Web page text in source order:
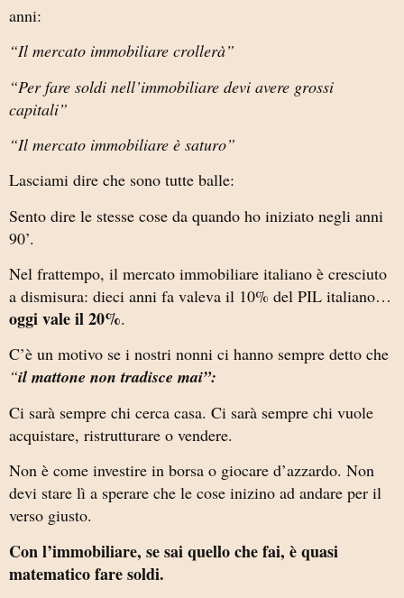
anni:
“Il mercato immobiliare crollerà”
“Per fare soldi nell’immobiliare devi avere grossi
capitali”
“Il mercato immobiliare è saturo”
Lasciami dire che sono tutte balle:
Sento dire le stesse cose da quando ho iniziato negli anni
90’.
Nel frattempo, il mercato immobiliare italiano è cresciuto
a dismisura: dieci anni fa valeva il 10% del PIL italiano…
oggi vale il 20%.
C’è un motivo se i nostri nonni ci hanno sempre detto che
“il mattone non tradisce mai”:
Ci sarà sempre chi cerca casa. Ci sarà sempre chi vuole
acquistare, ristrutturare o vendere.
Non è come investire in borsa o giocare d’azzardo. Non
devi stare lì a sperare che le cose inizino ad andare per il
verso giusto.
Con l’immobiliare, se sai quello che fai, è quasi
matematico fare soldi.